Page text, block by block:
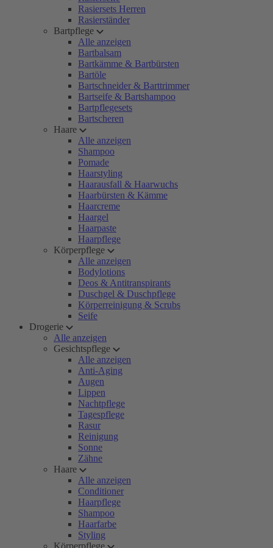
Rasiersets Herren
Rasierständer
Bartpflege
Alle anzeigen
Bartbalsam
Bartkämme & Bartbürsten
Bartöle
Bartschneider & Barttrimmer
Bartseife & Bartshampoo
Bartpflegesets
Bartscheren
Haare
Alle anzeigen
Shampoo
Pomade
Haarstyling
Haarausfall & Haarwuchs
Haarbürsten & Kämme
Haarcreme
Haargel
Haarpaste
Haarpflege
Körperpflege
Alle anzeigen
Bodylotions
Deos & Antitranspirants
Duschgel & Duschpflege
Körperreinigung & Scrubs
Seife
Drogerie
Alle anzeigen
Gesichtspflege
Alle anzeigen
Anti-Aging
Augen
Lippen
Nachtpflege
Tagespflege
Rasur
Reinigung
Sonne
Zähne
Haare
Alle anzeigen
Conditioner
Haarpflege
Shampoo
Haarfarbe
Styling
Körperpflege